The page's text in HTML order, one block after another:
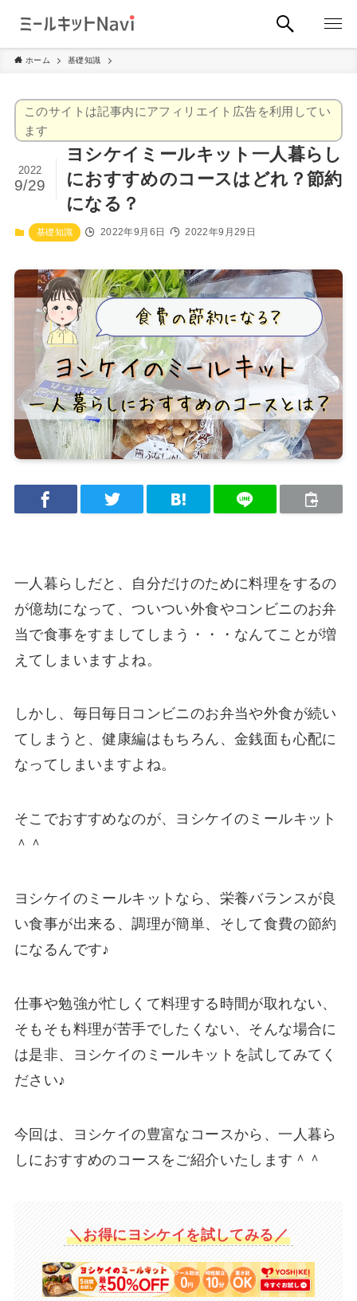
ホーム 基礎知識
このサイトは記事内にアフィリエイト広告を利用してい
ます
ヨシケイミールキット一人暮らし
におすすめのコースはどれ？節約
になる？
2022
9/29
基礎知識 2022年9月6日 2022年9月29日
一人暮らしだと、自分だけのために料理をするの
が億劫になって、ついつい外食やコンビニのお弁
当で食事をすましてしまう・・・なんてことが増
えてしまいますよね。
しかし、毎日毎日コンビニのお弁当や外食が続い
てしまうと、健康編はもちろん、金銭面も心配に
なってしまいますよね。
そこでおすすめなのが、ヨシケイのミールキット
＾＾
ヨシケイのミールキットなら、栄養バランスが良
い食事が出来る、調理が簡単、そして食費の節約
になるんです♪
仕事や勉強が忙しくて料理する時間が取れない、
そもそも料理が苦手でしたくない、そんな場合に
は是非、ヨシケイのミールキットを試してみてく
ださい♪
今回は、ヨシケイの豊富なコースから、一人暮ら
しにおすすめのコースをご紹介いたします＾＾
＼お得にヨシケイを試してみる／